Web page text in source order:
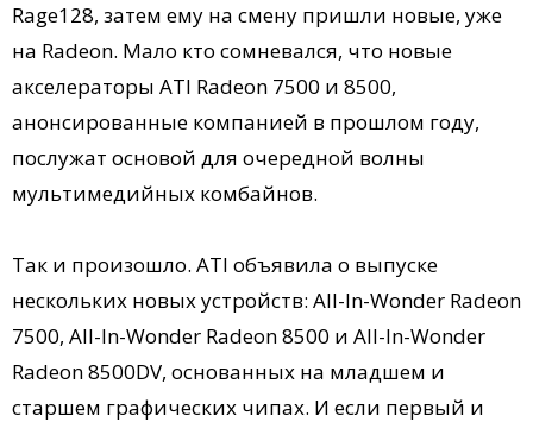
Rage128, затем ему на смену пришли новые, уже
на Radeon. Мало кто сомневался, что новые
акселераторы ATI Radeon 7500 и 8500,
анонсированные компанией в прошлом году,
послужат основой для очередной волны
мультимедийных комбайнов.
Так и произошло. ATI объявила о выпуске
нескольких новых устройств: All-In-Wonder Radeon
7500, All-In-Wonder Radeon 8500 и All-In-Wonder
Radeon 8500DV, основанных на младшем и
старшем графических чипах. И если первый и